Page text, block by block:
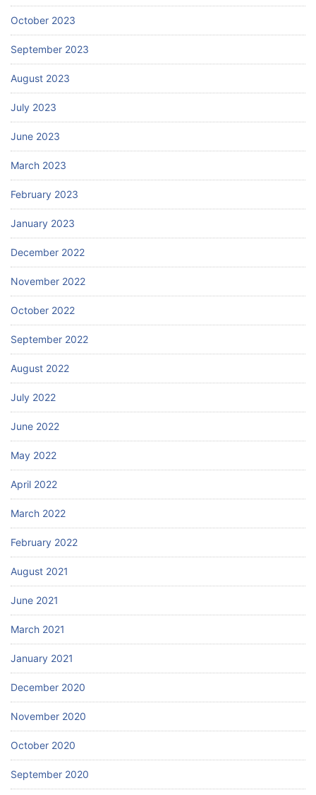
October 2023
September 2023
August 2023
July 2023
June 2023
March 2023
February 2023
January 2023
December 2022
November 2022
October 2022
September 2022
August 2022
July 2022
June 2022
May 2022
April 2022
March 2022
February 2022
August 2021
June 2021
March 2021
January 2021
December 2020
November 2020
October 2020
September 2020